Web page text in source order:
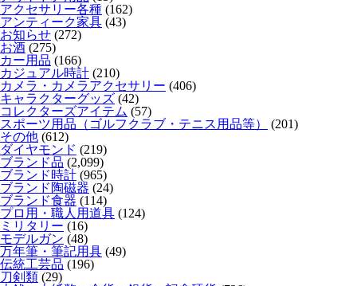
アクセサリー各種 (162)
アンティーク家具 (43)
お知らせ (272)
お酒 (275)
カー用品 (166)
カジュアル時計 (210)
カメラ・カメラアクセサリー (406)
キャラクターグッズ (42)
コレクターズアイテム (57)
スポーツ用品（ゴルフクラブ・テニス用品等）
(201)
その他 (612)
ダイヤモンド (219)
ブランド品 (2,099)
ブランド時計 (965)
ブランド陶磁器 (24)
ブランド食器 (114)
プロ用・職人用道具 (124)
ミリタリー (16)
モデルガン (48)
万年筆・筆記用具 (49)
伝統工芸品 (196)
刀剣類 (29)